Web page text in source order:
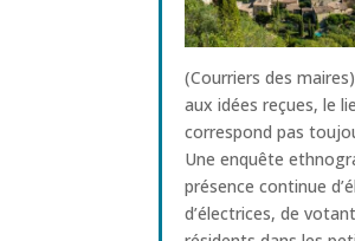
(Courriers des
aux idées reçues, le
correspond pas
Une enquête
présence continue
d’électrices, de